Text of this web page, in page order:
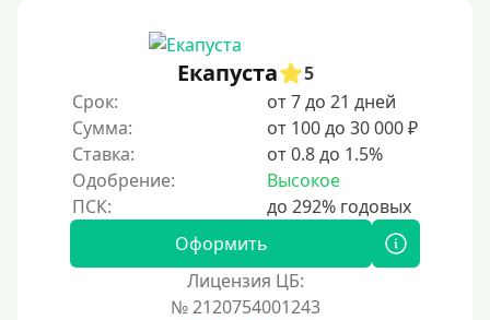
Екапуста
5
Срок:
от 7 до 21 дней
Сумма:
от 100 до 30 000 ₽
Ставка:
от 0.8 до 1.5%
Одобрение:
Высокое
Оформить
Лицензия ЦБ:
№ 2120754001243